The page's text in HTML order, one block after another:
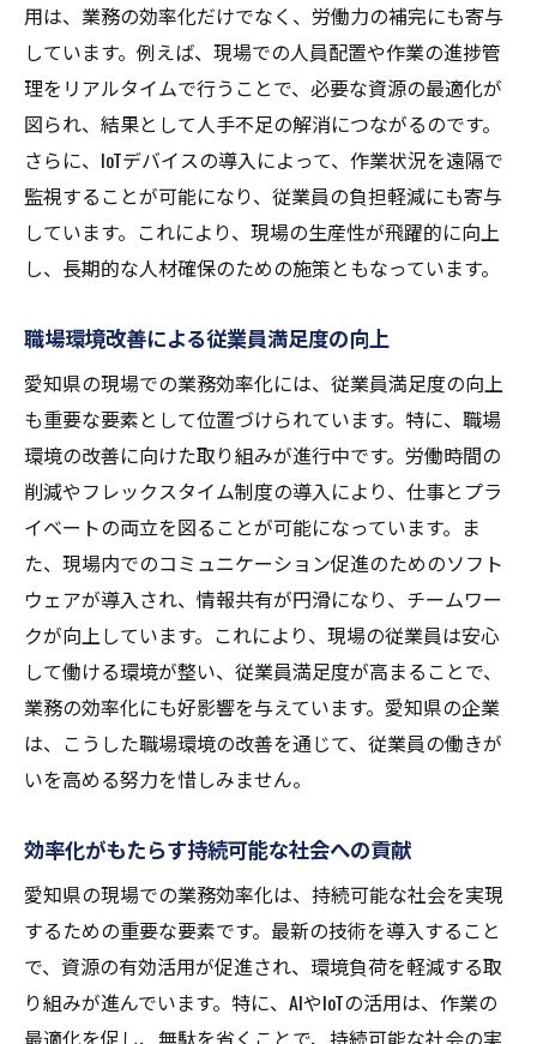
AI技術が現場に提供する競争優位性
現場業務の最適化で愛知県が描く持続可能な未
来
持続可能性を考慮した業務最適化のアプロ
ーチ
愛知県の現場で進化するエコフレンドリー
技術
愛知県が目指す持続可能な現場経営
現場最適化が支える地域社会の発展
愛知県の現場から学ぶ持続可能な未来への
道
愛知県の現場で進化する施工管理の新常識
施工管理の新常識を生み出す愛知県の技術
現場作業効率化のための革新的施工管理手
法
愛知県現場における施工管理の進化と展望
新常識がもたらす現場の生産性向上効果
愛知県の現場が示す施工管理の次なるステ
ップ
クティス
現場の未来を支える愛知県の先進技術導入の全
貌
愛知県現場における先進技術導入の背景と
意義
用は、業務の効率化だけでなく、労働力の補完にも寄与
しています。例えば、現場での人員配置や作業の進捗管
理をリアルタイムで行うことで、必要な資源の最適化が
図られ、結果として人手不足の解消につながるのです。
さらに、IoTデバイスの導入によって、作業状況を遠隔で
監視することが可能になり、従業員の負担軽減にも寄与
しています。これにより、現場の生産性が飛躍的に向上
し、長期的な人材確保のための施策ともなっています。
職場環境改善による従業員満足度の向上
愛知県の現場での業務効率化には、従業員満足度の向上
も重要な要素として位置づけられています。特に、職場
環境の改善に向けた取り組みが進行中です。労働時間の
削減やフレックスタイム制度の導入により、仕事とプラ
イベートの両立を図ることが可能になっています。ま
た、現場内でのコミュニケーション促進のためのソフト
ウェアが導入され、情報共有が円滑になり、チームワー
クが向上しています。これにより、現場の従業員は安心
して働ける環境が整い、従業員満足度が高まることで、
業務の効率化にも好影響を与えています。愛知県の企業
は、こうした職場環境の改善を通じて、従業員の働きが
いを高める努力を惜しみません。
効率化がもたらす持続可能な社会への貢献
愛知県の現場での業務効率化は、持続可能な社会を実現
するための重要な要素です。最新の技術を導入すること
で、資源の有効活用が促進され、環境負荷を軽減する取
り組みが進んでいます。特に、AIやIoTの活用は、作業の